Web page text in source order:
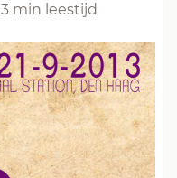
3 min leestijd